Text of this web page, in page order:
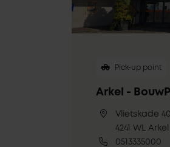
Pick-up point
Arkel -
Vlietskade
4241 WL Arkel
0513335000